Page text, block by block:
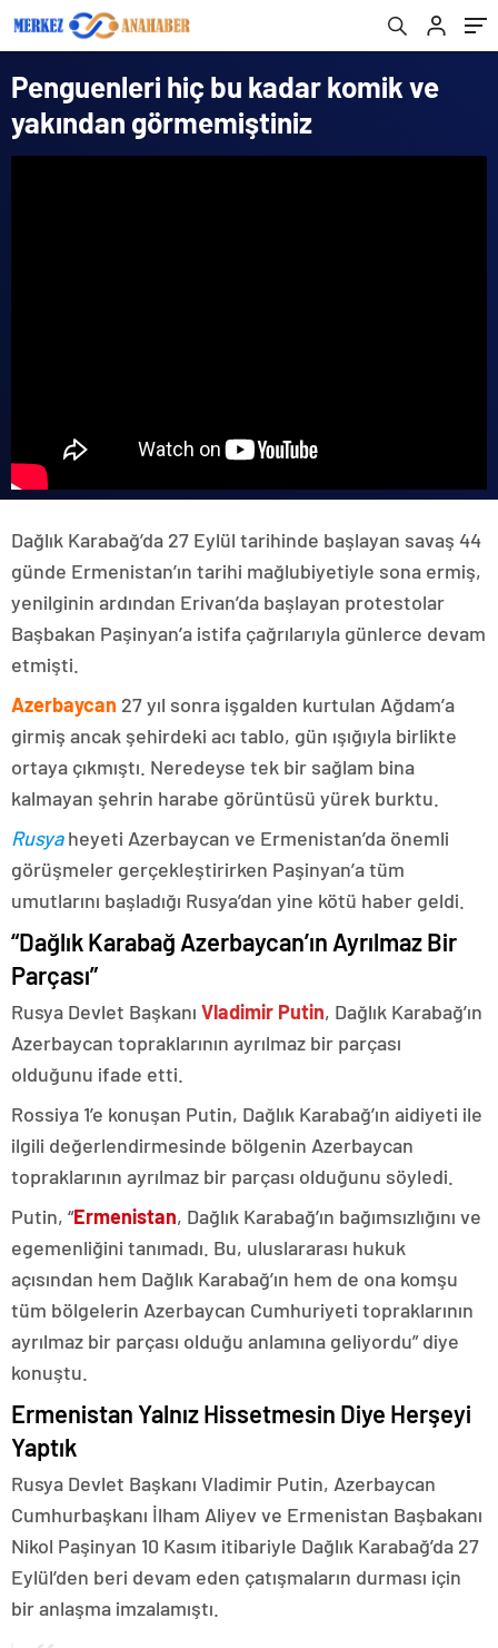
Penguenleri hiç bu kadar komik ve
yakından görmemiştiniz
Dağlık Karabağ’da 27 Eylül tarihinde başlayan savaş 44
günde Ermenistan’ın tarihi mağlubiyetiyle sona ermiş,
yenilginin ardından Erivan’da başlayan protestolar
Başbakan Paşinyan’a istifa çağrılarıyla günlerce devam
etmişti.
Azerbaycan 27 yıl sonra işgalden kurtulan Ağdam’a
girmiş ancak şehirdeki acı tablo, gün ışığıyla birlikte
ortaya çıkmıştı. Neredeyse tek bir sağlam bina
kalmayan şehrin harabe görüntüsü yürek burktu.
Rusyaheyeti Azerbaycan ve Ermenistan’da önemli
görüşmeler gerçekleştirirken Paşinyan’a tüm
umutlarını başladığı Rusya’dan yine kötü haber geldi.
“Dağlık Karabağ Azerbaycan’ın Ayrılmaz Bir
Parçası”
Rusya Devlet Başkanı Vladimir Putin, Dağlık Karabağ’ın
Azerbaycan topraklarının ayrılmaz bir parçası
olduğunu ifade etti.
Rossiya 1’e konuşan Putin, Dağlık Karabağ’ın aidiyeti ile
ilgili değerlendirmesinde bölgenin Azerbaycan
topraklarının ayrılmaz bir parçası olduğunu söyledi.
Putin, “Ermenistan, Dağlık Karabağ’ın bağımsızlığını ve
egemenliğini tanımadı. Bu, uluslararası hukuk
açısından hem Dağlık Karabağ’ın hem de ona komşu
tüm bölgelerin Azerbaycan Cumhuriyeti topraklarının
ayrılmaz bir parçası olduğu anlamına geliyordu” diye
konuştu.
Ermenistan Yalnız Hissetmesin Diye Herşeyi
Yaptık
Rusya Devlet Başkanı Vladimir Putin, Azerbaycan
Cumhurbaşkanı İlham Aliyev ve Ermenistan Başbakanı
Nikol Paşinyan 10 Kasım itibariyle Dağlık Karabağ’da 27
Eylül’den beri devam eden çatışmaların durması için
bir anlaşma imzalamıştı.